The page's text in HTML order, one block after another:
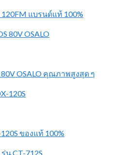
120FM แบรนด์แท้ 100%
OSALO คุณภาพสูงสุด ๆ
ของแท้ 100%